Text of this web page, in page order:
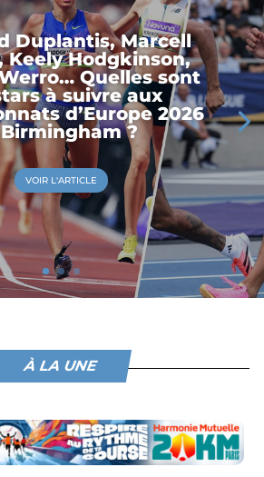
Duplantis, Marcell
Keely Hodgkinson,
Quelles sont
à suivre aux
d’Europe 2026
?
VOIR L'ARTICLE
À LA UNE